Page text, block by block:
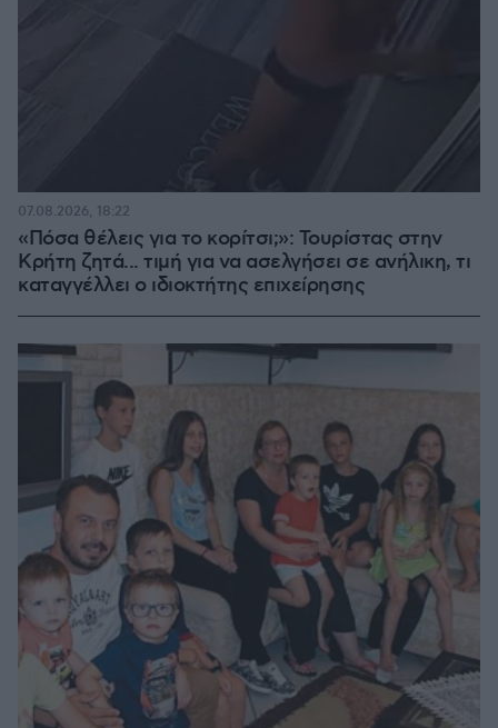
«Πόσα θέλεις για το κορίτσι;»: Τουρίστας στην
Κρήτη ζητά... τιμή για να ασελγήσει σε ανήλικη, τι
καταγγέλλει ο ιδιοκτήτης επιχείρησης
07.08.2026, 18:22